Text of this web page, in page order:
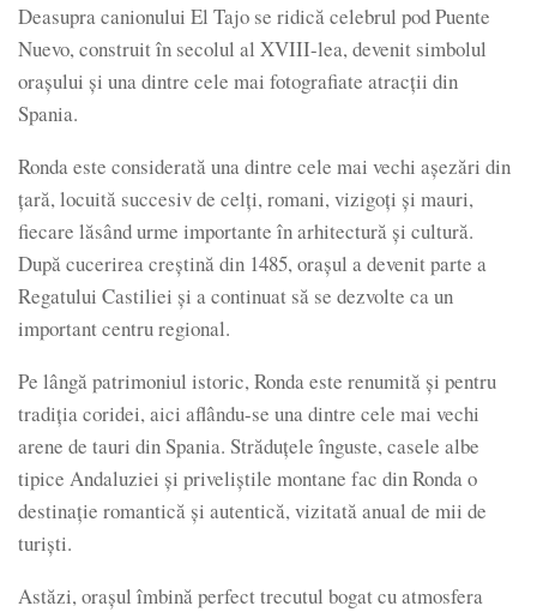
Deasupra canionului El Tajo se ridică celebrul pod Puente
Nuevo, construit în secolul al XVIII-lea, devenit simbolul
orașului și una dintre cele mai fotografiate atracții din
Spania.
Ronda este considerată una dintre cele mai vechi așezări din
țară, locuită succesiv de celți, romani, vizigoți și mauri,
fiecare lăsând urme importante în arhitectură și cultură.
După cucerirea creștină din 1485, orașul a devenit parte a
Regatului Castiliei și a continuat să se dezvolte ca un
important centru regional.
Pe lângă patrimoniul istoric, Ronda este renumită și pentru
tradiția coridei, aici aflându-se una dintre cele mai vechi
arene de tauri din Spania. Străduțele înguste, casele albe
tipice Andaluziei și priveliștile montane fac din Ronda o
destinație romantică și autentică, vizitată anual de mii de
turiști.
Astăzi, orașul îmbină perfect trecutul bogat cu atmosfera